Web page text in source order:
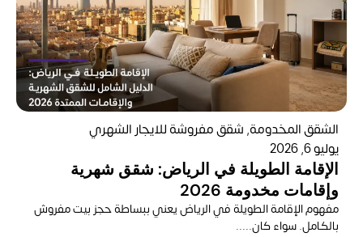
الشقق المخدومة,شقق مفروشة للايجار الشهري
يوليو 6, 2026
الإقامة الطويلة في الرياض: شقق شهرية
وإقامات مخدومة 2026
​مفهوم الإقامة الطويلة في الرياض يعني ببساطة حجز بيت مفروش
بالكامل. سواء كان.....